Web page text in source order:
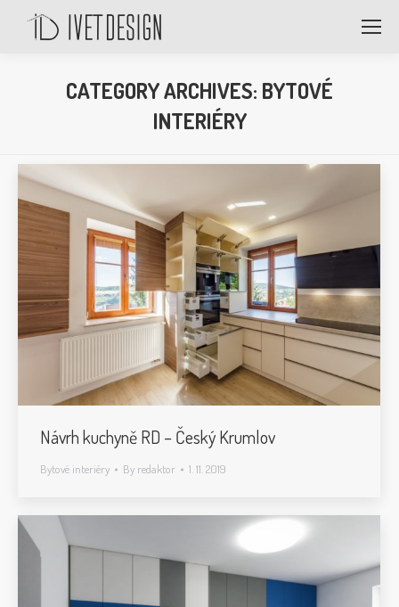
CATEGORY ARCHIVES: BYTOVÉ
INTERIÉRY
Návrh kuchyně RD – Český Krumlov
Bytové interiéry By redaktor 1. 11. 2019